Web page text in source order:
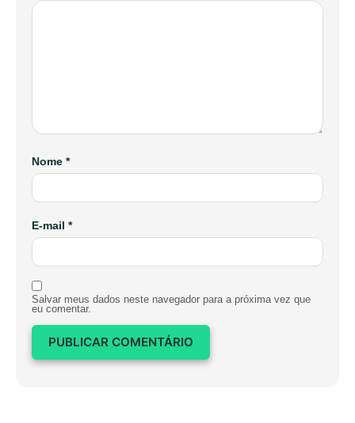
Nome *
E-mail *
Salvar meus dados neste navegador para a próxima vez que
eu comentar.